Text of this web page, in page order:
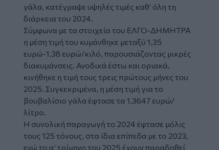
γάλα, κατέγραψε υψηλές τιμές καθ’ όλη τη
διάρκεια του 2024.
Σύμφωνα με τα στοιχεία του ΕΛΓΟ-ΔΗΜΗΤΡΑ
η μέση τιμή του κυμάνθηκε μεταξύ 1,35
ευρώ-1,38 ευρώ/κιλό, παρουσιάζοντας μικρές
διακυμάνσεις. Ανοδικά έστω και οριακά,
κινήθηκε η τιμή τους τρεις πρώτους μήνες του
2025. Συγκεκριμένα, η μέση τιμή για το
βουβαλίσιο γάλα έφτασε τα 1,3647 ευρώ/
λίτρο.
Η συνολική παραγωγή το 2024 έφτασε μόλις
τους 125 τόνους, στα ίδια επίπεδα με το 2023,
ενώ το α’ τρίμηνο του 2025 έχουν παραδοθεί